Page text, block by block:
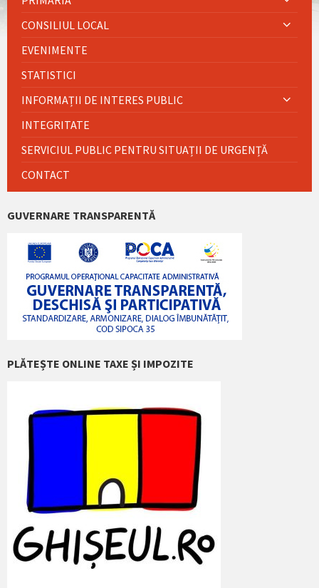
CONSILIUL LOCAL
EVENIMENTE
STATISTICI
INFORMAȚII DE INTERES PUBLIC
INTEGRITATE
SERVICIUL PUBLIC PENTRU SITUAȚII DE URGENȚĂ
CONTACT
GUVERNARE TRANSPARENTĂ
PLĂTEȘTE ONLINE TAXE ȘI IMPOZITE